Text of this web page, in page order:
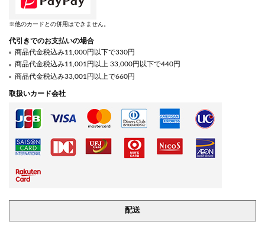
※他のカードとの併用はできません。
代引きでのお支払いの場合
商品代金税込み11,000円以下で330円
商品代金税込み11,001円以上 33,000円以下で440円
商品代金税込み33,001円以上で660円
取扱いカード会社
配送